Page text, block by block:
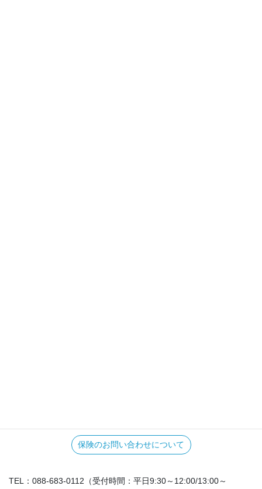
保険のお問い合わせについて
TEL：088-683-0112（受付時間：平日9:30～12:00/13:00～